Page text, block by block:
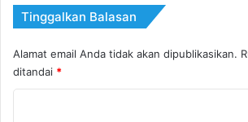
Tinggalkan Balasan
Alamat email Anda tidak akan dipublikasikan.
ditandai *